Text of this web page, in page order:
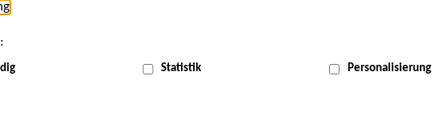
MENÜ
Statistik Personalisierung